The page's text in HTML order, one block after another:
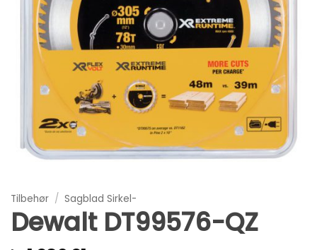
Tilbehør / Sagblad Sirkel-
Dewalt DT99576-QZ